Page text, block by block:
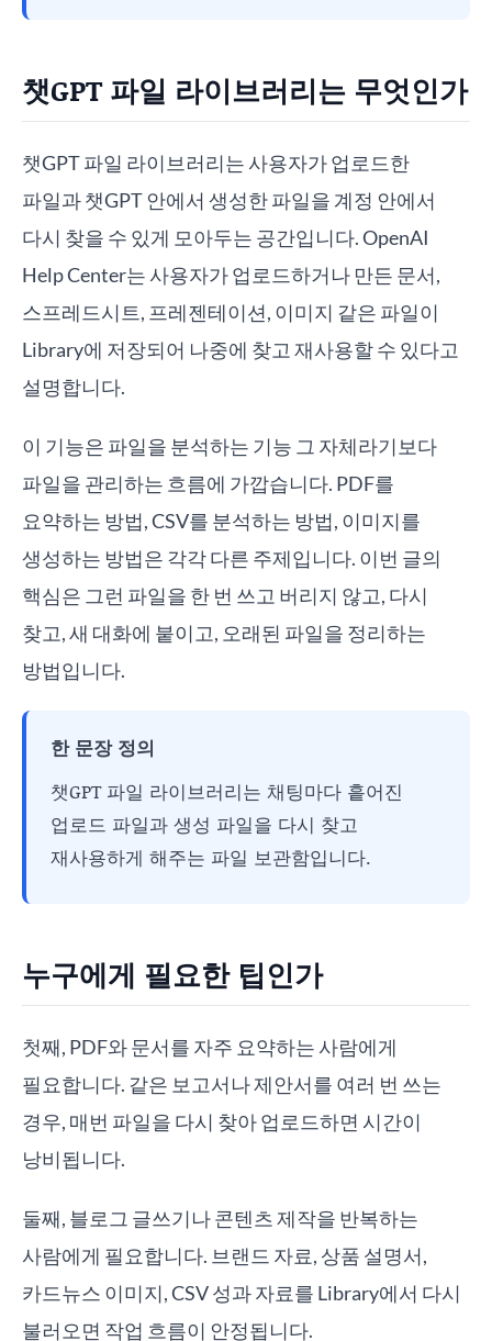
챗GPT 파일 라이브러리는 무엇인가
챗GPT 파일 라이브러리는 사용자가 업로드한
파일과 챗GPT 안에서 생성한 파일을 계정 안에서
다시 찾을 수 있게 모아두는 공간입니다. OpenAI
Help Center는 사용자가 업로드하거나 만든 문서,
스프레드시트, 프레젠테이션, 이미지 같은 파일이
Library에 저장되어 나중에 찾고 재사용할 수 있다고
설명합니다.
이 기능은 파일을 분석하는 기능 그 자체라기보다
파일을 관리하는 흐름에 가깝습니다. PDF를
요약하는 방법, CSV를 분석하는 방법, 이미지를
생성하는 방법은 각각 다른 주제입니다. 이번 글의
핵심은 그런 파일을 한 번 쓰고 버리지 않고, 다시
찾고, 새 대화에 붙이고, 오래된 파일을 정리하는
방법입니다.
한 문장 정의
챗GPT 파일 라이브러리는 채팅마다 흩어진
업로드 파일과 생성 파일을 다시 찾고
재사용하게 해주는 파일 보관함입니다.
누구에게 필요한 팁인가
첫째, PDF와 문서를 자주 요약하는 사람에게
필요합니다. 같은 보고서나 제안서를 여러 번 쓰는
경우, 매번 파일을 다시 찾아 업로드하면 시간이
낭비됩니다.
둘째, 블로그 글쓰기나 콘텐츠 제작을 반복하는
사람에게 필요합니다. 브랜드 자료, 상품 설명서,
카드뉴스 이미지, CSV 성과 자료를 Library에서 다시
불러오면 작업 흐름이 안정됩니다.